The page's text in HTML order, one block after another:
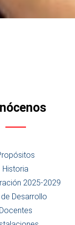
Historia
2025-2029
de Desarrollo
Docentes